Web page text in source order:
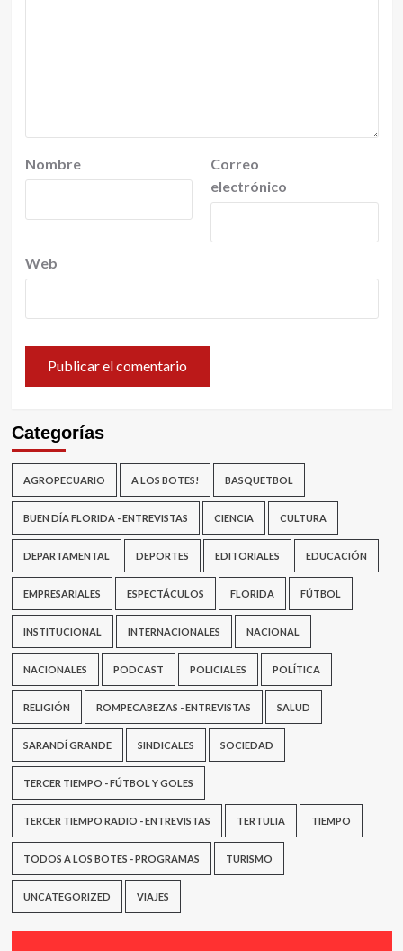
Nombre
Correo
electrónico
Web
Categorías
AGROPECUARIO A LOS BOTES! BASQUETBOL
BUEN DÍA FLORIDA - ENTREVISTAS CIENCIA CULTURA
DEPARTAMENTAL DEPORTES EDITORIALES EDUCACIÓN
EMPRESARIALES ESPECTÁCULOS FLORIDA FÚTBOL
INSTITUCIONAL INTERNACIONALES NACIONAL
NACIONALES PODCAST POLICIALES POLÍTICA
RELIGIÓN ROMPECABEZAS - ENTREVISTAS SALUD
SARANDÍ GRANDE SINDICALES SOCIEDAD
TERCER TIEMPO - FÚTBOL Y GOLES
TERCER TIEMPO RADIO - ENTREVISTAS TERTULIA TIEMPO
TODOS A LOS BOTES - PROGRAMAS TURISMO
UNCATEGORIZED VIAJES